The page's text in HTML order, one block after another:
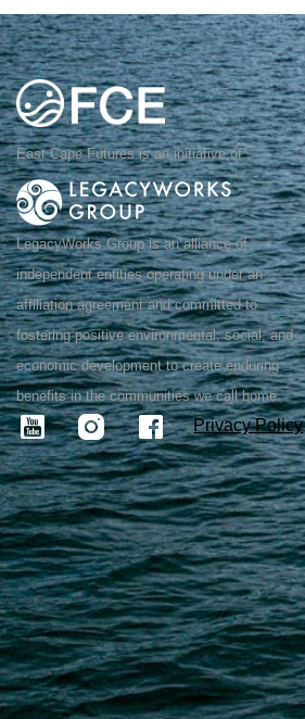
East Cape Futures is an initiative of:
LegacyWorks Group is an alliance of
independent entities operating under an
affiliation agreement and committed to
fostering positive environmental, social, and
economic development to create enduring
benefits in the communities we call home.
Privacy Policy